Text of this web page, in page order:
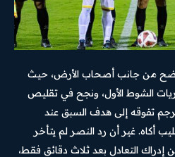
واضح من جانب أصحاب الأرض، حيث
الشوط الأول، ونجح في تقليص
تفوقه إلى هدف السبق عند
فيليب أكاه. غير أن رد النصر لم يتأخر
إدراك التعادل بعد ثلاث دقائق فقط،